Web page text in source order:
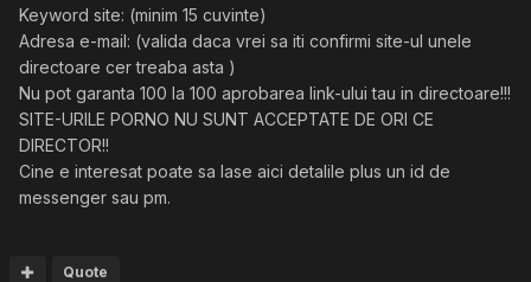
Keyword site: (minim 15 cuvinte)
Adresa e-mail: (valida daca vrei sa iti confirmi site-ul unele
directoare cer treaba asta )
Nu pot garanta 100 la 100 aprobarea link-ului tau in directoare!!!
SITE-URILE PORNO NU SUNT ACCEPTATE DE ORI CE
DIRECTOR!!
Cine e interesat poate sa lase aici detalile plus un id de
messenger sau pm.
Quote